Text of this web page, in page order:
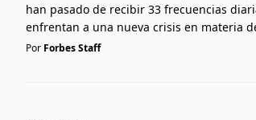
han pasado de recibir 33 frecuencias
enfrentan a una nueva crisis en materia
Por Forbes Staff